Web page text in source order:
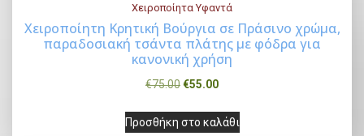
Buy Now
Χειροποίητα Υφαντά
Χειροποίητη Κρητική Βούργια σε Πράσινο χρώμα,
παραδοσιακή τσάντα πλάτης με φόδρα για
κανονική χρήση
€75.00O
i
€55.00Η
ρ
Προσθήκη στο καλάθι